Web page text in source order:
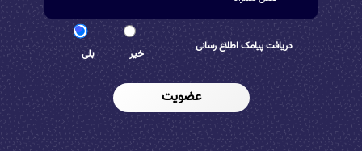
دریافت پیامک اطلاع رسانی
خیر بلی
عضویت